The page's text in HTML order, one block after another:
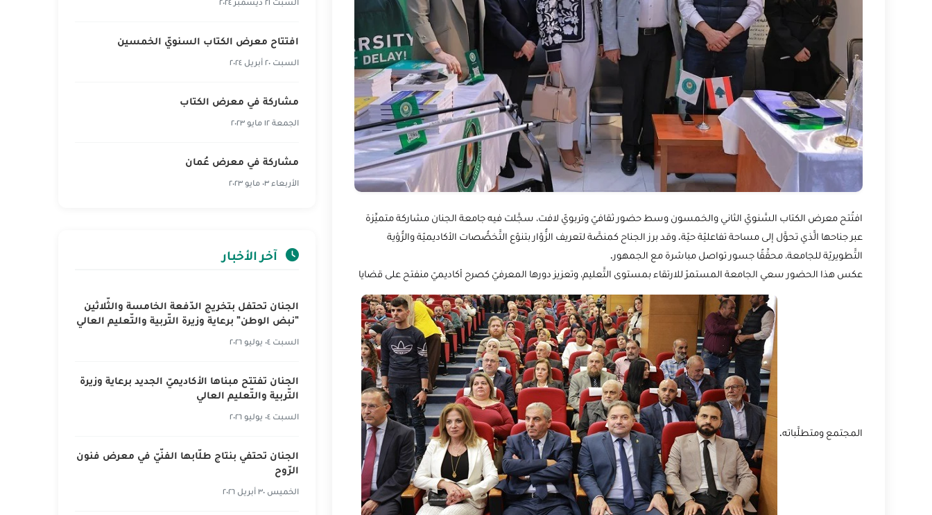
افتُتح معرض الكتاب السَّنويّ الثاني والخمسون وسط حضور ثقافيّ وتربويّ لافت، سجَّلت فيه جامعة الجنان مشاركة متميِّزة
عبر جناحها الَّذي تحوَّل إلى مساحة تفاعليّة حيّة. وقد برز الجناح كمنصَّة لتعريف الزُّوّار بتنوّع التَّخصُّصات الأكاديميّة والرُّؤية
التَّطويريّة للجامعة، محقِّقًا جسور تواصل مباشرة مع الجمهور.
عكس هذا الحضور سعي الجامعة المستمرّ للارتقاء بمستوى التَّعليم، وتعزيز دورها المعرفيّ كصرح أكاديميّ منفتح على قضايا
المجتمع ومتطلَّباته.
افتتاح معرض الكتاب السنويّ الخمسين
السبت ٢٠ أبريل ٢٠٢٤
مشاركة في معرض الكتاب‎‎
الجمعة ١٢ مايو ٢٠٢٣
مشاركة في معرض عُمان
الأربعاء ٠٣ مايو ٢٠٢٣
آخر الأخبار
الجنان تحتفل بتخريج الدّفعة الخامسة والثّلاثين
"نبض الوطن" برعاية وزيرة التّربية والتّعليم العالي
السبت ٠٤ يوليو ٢٠٢٦
الجنان تفتتح مبناها الأكاديميّ الجديد برعاية وزيرة
التّربية والتّعليم العالي
السبت ٠٤ يوليو ٢٠٢٦
الجنان تحتفي بنتاج طلّابها الفنّيّ في معرض فنون
الرّوح
الخميس ٣٠ أبريل ٢٠٢٦